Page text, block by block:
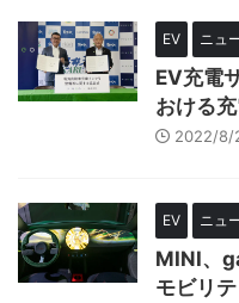
EV ニュ
EV充電
おける
2022/8/
EV ニュ
MINI、
モビリ